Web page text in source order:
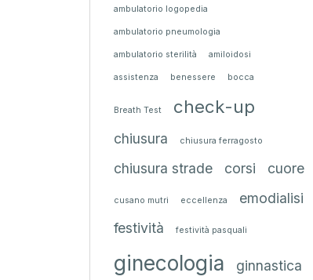
ambulatorio logopedia
ambulatorio pneumologia
ambulatorio sterilità amiloidosi
assistenza benessere bocca
Breath Test check-up
chiusura chiusura ferragosto
chiusura strade corsi cuore
cusano mutri eccellenza
emodialisi
festività
festività pasquali
ginecologia ginnastica